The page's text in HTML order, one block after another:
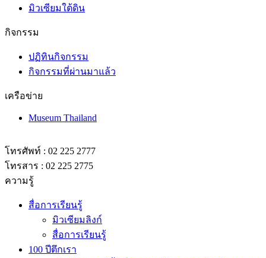
มิวเซียมใต้ดิน
กิจกรรม
ปฏิทินกิจกรรม
กิจกรรมที่ผ่านมาแล้ว
เครือข่าย
Museum Thailand
โทรศัพท์ : 02 225 2777
โทรสาร : 02 225 2775
ความรู้
สื่อการเรียนรู้
มิวเซียมลิงก์
สื่อการเรียนรู้
100 ปีตึกเรา